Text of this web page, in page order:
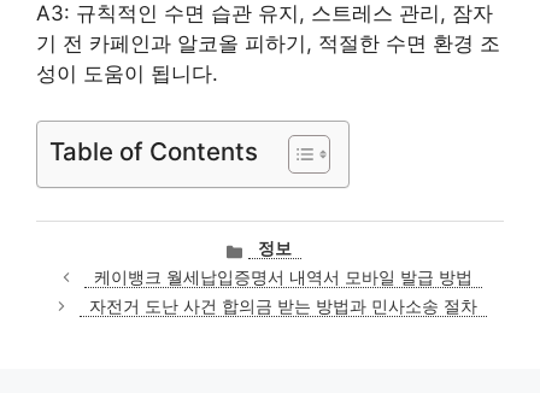
A3: 규칙적인 수면 습관 유지, 스트레스 관리, 잠자
기 전 카페인과 알코올 피하기, 적절한 수면 환경 조
성이 도움이 됩니다.
Table of Contents
카
테
고
리
정보
케이뱅크 월세납입증명서 내역서 모바일 발급 방법
자전거 도난 사건 합의금 받는 방법과 민사소송 절차